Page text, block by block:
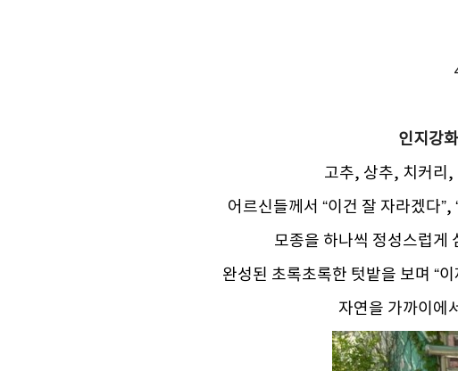
인지강화
고추, 상추, 치커리,
어르신들께서 “이건 잘 자라겠다
모종을 하나씩 정성스럽게
완성된 초록초록한 텃밭을 보며 “
자연을 가까이에